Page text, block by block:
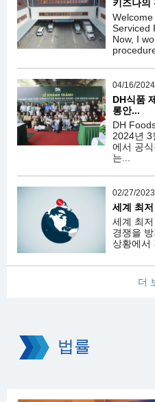
키즈나의
Serviced
Now, I
04/16/
DH식품
롱안...
DH
2024년 3
에서 공
는...
02/27/
세계 최
세계 최
경쟁을
상황에서
더
법률